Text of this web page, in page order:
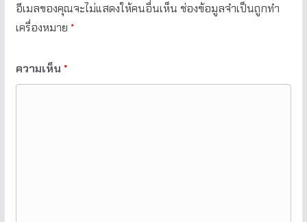
อีเมลของคุณจะไม่แสดงให้คนอื่นเห็น ช่องข้อมูลจำเป็นถูกทำ
เครื่องหมาย *
ความเห็น *